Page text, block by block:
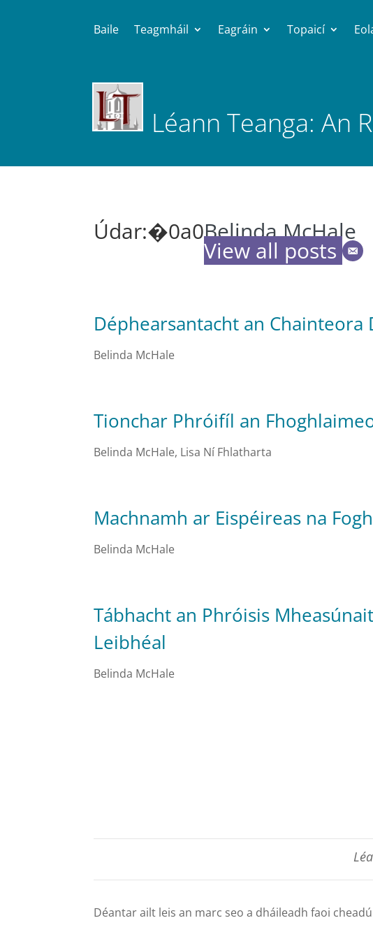
Baile Teagmháil Eagráin Topaicí
Léann Teanga: An
Belinda McHale
View all posts
Déphearsantacht an Chainteora
Belinda McHale
Tionchar Phróifíl an
Belinda McHale, Lisa Ní Fhlatharta
Machnamh ar Eispéireas na
Belinda McHale
Tábhacht an Phróisis
Leibhéal
Belinda McHale
Déantar ailt leis an marc seo a dháileadh faoi